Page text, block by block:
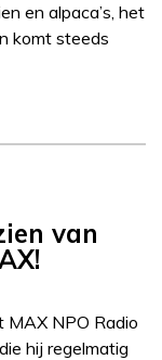
en alpaca’s, het
komt steeds
van
MAX NPO Radio
hij regelmatig